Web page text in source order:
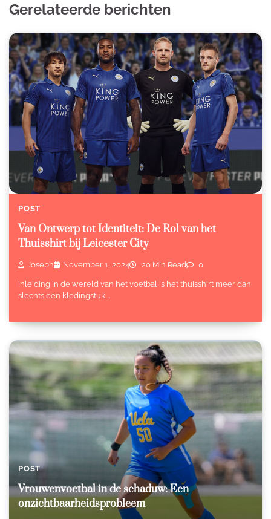
Gerelateerde berichten
POST
Van Ontwerp tot Identiteit: De Rol van het
Thuisshirt bij Leicester City
Joseph November 1, 2024 20 Min Read 0
Inleiding In de wereld van het voetbal is het thuisshirt meer dan
slechts een kledingstuk;…
POST
Vrouwenvoetbal in de schaduw: Een
onzichtbaarheidsprobleem